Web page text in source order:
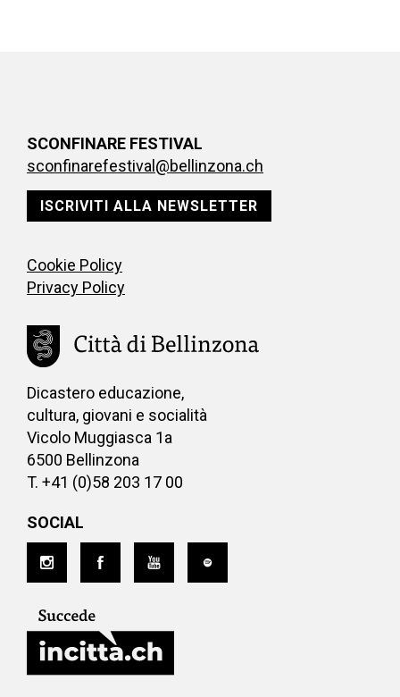
SCONFINARE FESTIVAL
sconfinarefestival@bellinzona.ch
ISCRIVITI ALLA NEWSLETTER
Cookie Policy
Privacy Policy
Dicastero educazione,
cultura, giovani e socialità
Vicolo Muggiasca 1a
6500 Bellinzona
T. +41 (0)58 203 17 00
SOCIAL